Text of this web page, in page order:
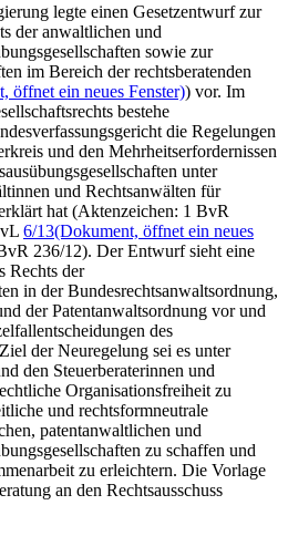
legte einen Gesetzentwurf zur
der anwaltlichen und
sowie zur
im Bereich der rechtsberatenden
öffnet ein neues Fenster)) vor. Im
bestehe
die Regelungen
und den Mehrheitserfordernissen
unter
und Rechtsanwälten für
hat (Aktenzeichen: 1 BvR
6/13(Dokument, öffnet ein neues
236/12). Der Entwurf sieht eine
Rechts der
in der Bundesrechtsanwaltsordnung,
der Patentanwaltsordnung vor und
des
der Neuregelung sei es unter
den Steuerberaterinnen und
Organisationsfreiheit zu
und rechtsformneutrale
patentanwaltlichen und
zu schaffen und
zu erleichtern. Die Vorlage
an den Rechtsausschuss